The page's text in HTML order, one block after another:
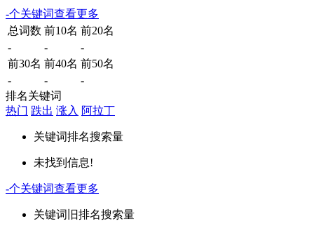
-个关键词查看更多
总词数 前10名 前20名
-
-
-
前30名 前40名 前50名
-
-
-
排名关键词
热门 跌出 涨入 阿拉丁
关键词排名搜索量
未找到信息!
-个关键词查看更多
关键词 旧排名搜索量